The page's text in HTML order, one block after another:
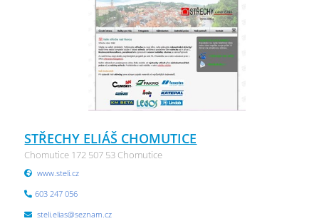
STŘECHY ELIÁŠ CHOMUTICE
Chomutice 172 507 53 Chomutice
www.steli.cz
603 247 056
steli.elias@seznam.cz